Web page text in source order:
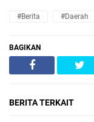
#Berita #Daerah
BAGIKAN
BERITA TERKAIT